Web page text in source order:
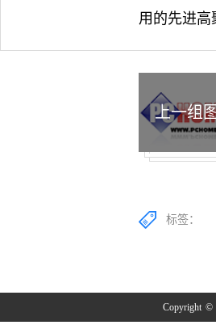
用的先进高
上一组
标签：
Copyright ©